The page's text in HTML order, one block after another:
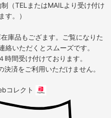
（TELまたはMAILより受け付け
す。）
庫品もござます。ご覧になりた
絡いただくとスムーズです。
間受け付けております。
済をご利用いただけません。